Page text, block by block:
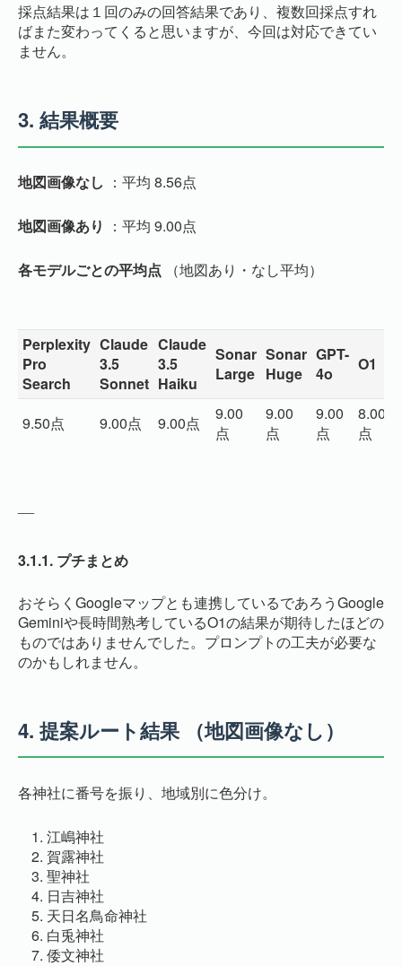
採点結果は１回のみの回答結果であり、複数回採点すれ
ばまた変わってくると思いますが、今回は対応できてい
ません。
3. 結果概要
地図画像なし ：平均 8.56点
地図画像あり ：平均 9.00点
各モデルごとの平均点 （地図あり・なし平均）
Perplexity
Pro
Search
Claude
3.5
Sonnet
Claude
3.5
Haiku
Sonar
Large
Sonar
Huge
GPT-
4o
O1
9.50点 9.00点 9.00点
9.00
点
9.00
点
9.00
点
8.00
点
3.1.1. プチまとめ
おそらくGoogleマップとも連携しているであろうGoogle
Geminiや長時間熟考しているO1の結果が期待したほどの
ものではありませんでした。プロンプトの工夫が必要な
のかもしれません。
4. 提案ルート結果 （地図画像なし）
各神社に番号を振り、地域別に色分け。
江嶋神社
賀露神社
聖神社
日吉神社
天日名鳥命神社
白兎神社
倭文神社